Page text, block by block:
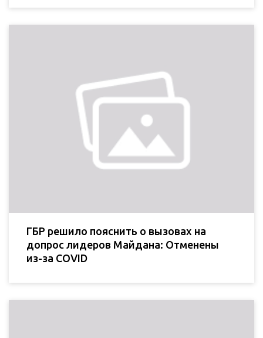
ГБР решило пояснить о вызовах на
допрос лидеров Майдана: Отменены
из-за COVID